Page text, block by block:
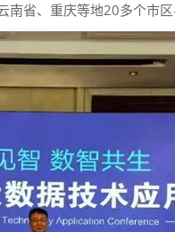
省、重庆等地20多个市区